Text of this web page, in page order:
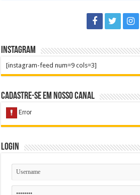
Instagram
[instagram-feed num=9 cols=3]
Cadastre-se em nosso Canal
Login